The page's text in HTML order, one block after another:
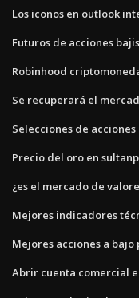
Los iconos en outlook
Futuros de acciones
Robinhood
Se recuperará el
Selecciones de
Precio del oro en
¿es el mercado de
Mejores indicadores
Mejores acciones a
Abrir cuenta comercial